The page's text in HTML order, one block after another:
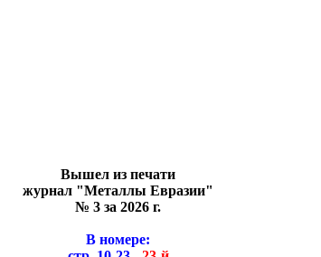
Вышел из печати
журнал "Металлы Евразии"
№ 3 за 2026 г.
В номере: